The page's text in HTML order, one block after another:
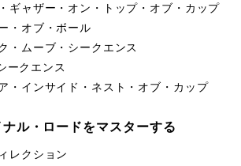
ギャザー・オン・トップ・オブ・カップ
・オブ・ボール
・ムーブ・シークエンス
ークエンス
・インサイド・ネスト・オブ・カップ
ル・ロードをマスターする
レクション